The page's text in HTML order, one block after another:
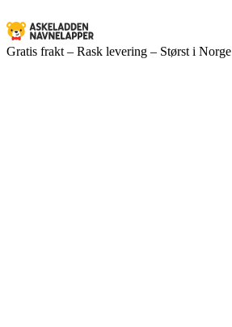
Gratis frakt – Rask levering – Størst i Norge